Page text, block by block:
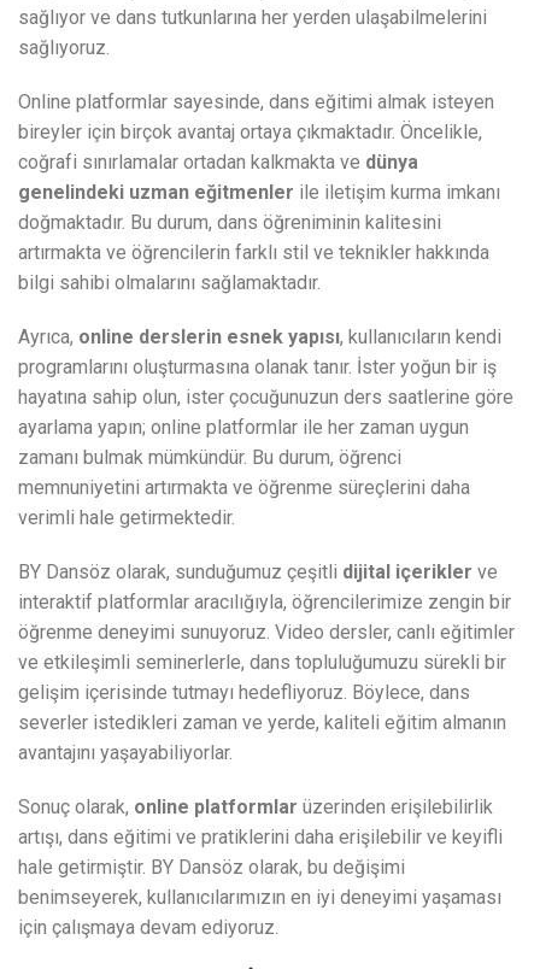
sağlıyor ve dans tutkunlarına her yerden ulaşabilmelerini
sağlıyoruz.
Online platformlar sayesinde, dans eğitimi almak isteyen
bireyler için birçok avantaj ortaya çıkmaktadır. Öncelikle,
coğrafi sınırlamalar ortadan kalkmakta ve dünya
genelindeki uzman eğitmenler ile iletişim kurma imkanı
doğmaktadır. Bu durum, dans öğreniminin kalitesini
artırmakta ve öğrencilerin farklı stil ve teknikler hakkında
bilgi sahibi olmalarını sağlamaktadır.
Ayrıca, online derslerin esnek yapısı, kullanıcıların kendi
programlarını oluşturmasına olanak tanır. İster yoğun bir iş
hayatına sahip olun, ister çocuğunuzun ders saatlerine göre
ayarlama yapın; online platformlar ile her zaman uygun
zamanı bulmak mümkündür. Bu durum, öğrenci
memnuniyetini artırmakta ve öğrenme süreçlerini daha
verimli hale getirmektedir.
BY Dansöz olarak, sunduğumuz çeşitli dijital içerikler ve
interaktif platformlar aracılığıyla, öğrencilerimize zengin bir
öğrenme deneyimi sunuyoruz. Video dersler, canlı eğitimler
ve etkileşimli seminerlerle, dans topluluğumuzu sürekli bir
gelişim içerisinde tutmayı hedefliyoruz. Böylece, dans
severler istedikleri zaman ve yerde, kaliteli eğitim almanın
avantajını yaşayabiliyorlar.
Sonuç olarak, online platformlar üzerinden erişilebilirlik
artışı, dans eğitimi ve pratiklerini daha erişilebilir ve keyifli
hale getirmiştir. BY Dansöz olarak, bu değişimi
benimseyerek, kullanıcılarımızın en iyi deneyimi yaşaması
için çalışmaya devam ediyoruz.